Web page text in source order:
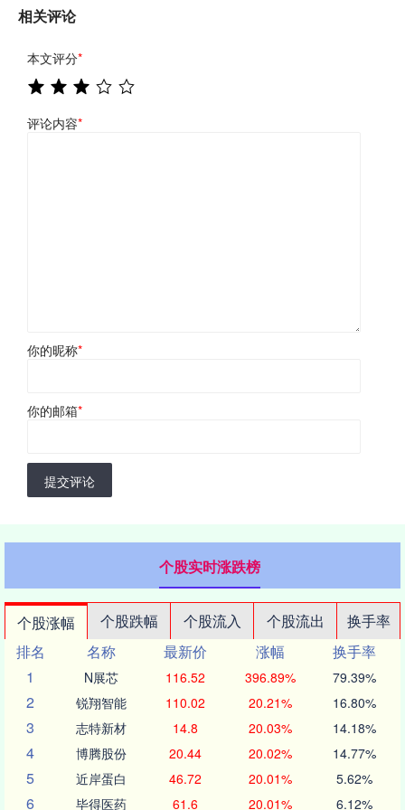
相关评论
本文评分*
评论内容*
你的昵称*
你的邮箱*
提交评论
个股实时涨跌榜
个股涨幅 个股跌幅 个股流入 个股流出
换手率
排名
名称 最新价 涨幅
换手率
1
N展芯 116.52 396.89% 79.39%
2 锐翔智能 110.02 20.21% 16.80%
3 志特新材 14.8 20.03% 14.18%
4 博腾股份 20.44 20.02% 14.77%
5 近岸蛋白 46.72 20.01% 5.62%
6 毕得医药 61.6 20.01% 6.12%